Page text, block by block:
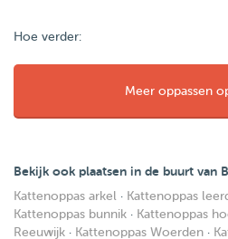
Hoe verder:
Meer oppassen
Bekijk ook plaatsen in de buurt van
Kattenoppas arkel · Kattenoppas
Kattenoppas bunnik · Kattenoppas
Reeuwijk · Kattenoppas Woerden ·